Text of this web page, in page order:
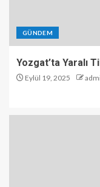
GÜNDEM
Yozgat’ta Yaralı
Eylül 19, 2025